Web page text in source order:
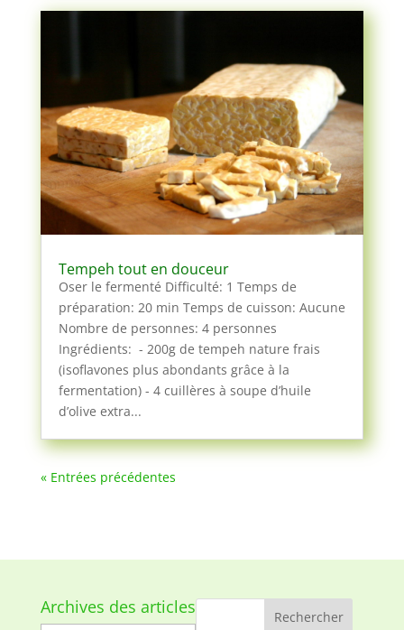
Tempeh tout en douceur
Oser le fermenté Difficulté: 1 Temps de
préparation: 20 min Temps de cuisson: Aucune
Nombre de personnes: 4 personnes
Ingrédients: - 200g de tempeh nature frais
(isoflavones plus abondants grâce à la
fermentation) - 4 cuillères à soupe d’huile
d’olive extra...
« Entrées précédentes
Archives des articles